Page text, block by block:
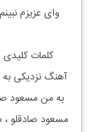
وای عزیزم
کلمات کلیدی
آهنگ نزدیکی
به من مسعود
مسعود صادقلو